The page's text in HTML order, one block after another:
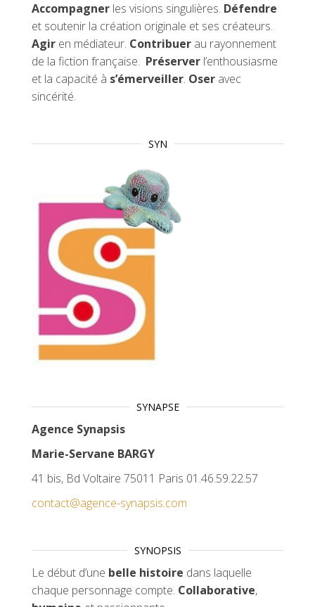
Accompagner les visions singulières. Défendre
et soutenir la création originale et ses créateurs.
Agir en médiateur. Contribuer au rayonnement
de la fiction française. Préserver l’enthousiasme
et la capacité à s’émerveiller. Oser avec
sincérité.
SYN
SYNAPSE
Agence Synapsis
Marie-Servane BARGY
41 bis, Bd Voltaire 75011 Paris 01.46.59.22.57
contact@agence-synapsis.com
SYNOPSIS
Le début d’une belle histoire dans laquelle
chaque personnage compte. Collaborative,